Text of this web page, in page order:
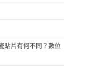
貼片有何不同？數位